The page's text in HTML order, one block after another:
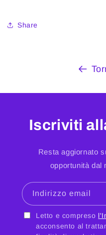
Share
Iscriviti
Resta aggiornato
opportunità dal
Indirizzo email
Letto e compreso
acconsento al